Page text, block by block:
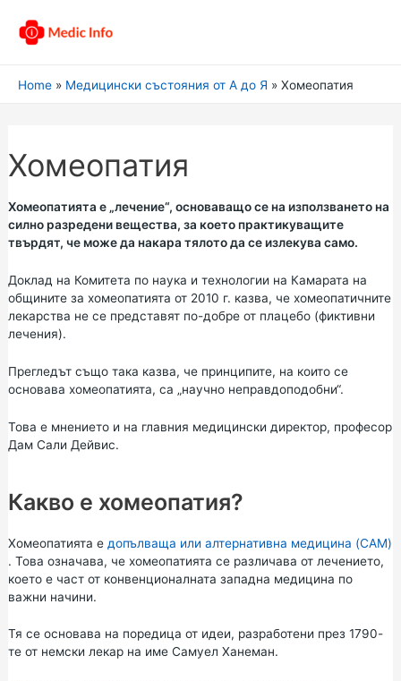
Home Медицински състояния от А до Я Хомеопатия
Хомеопатия
Хомеопатията е „лечение“, основаващо се на използването на
силно разредени вещества, за което практикуващите
твърдят, че може да накара тялото да се излекува само.
Доклад на Комитета по наука и технологии на Камарата на
общините за хомеопатията от 2010 г. казва, че хомеопатичните
лекарства не се представят по-добре от плацебо (фиктивни
лечения).
Прегледът също така казва, че принципите, на които се
основава хомеопатията, са „научно неправдоподобни“.
Това е мнението и на главния медицински директор, професор
Дам Сали Дейвис.
Какво е хомеопатия?
Хомеопатията е допълваща или алтернативна медицина (CAM)
. Това означава, че хомеопатията се различава от лечението,
което е част от конвенционалната западна медицина по
важни начини.
Тя се основава на поредица от идеи, разработени през 1790-
те от немски лекар на име Самуел Ханеман.